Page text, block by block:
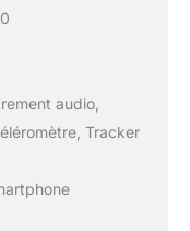
audio,
Tracker